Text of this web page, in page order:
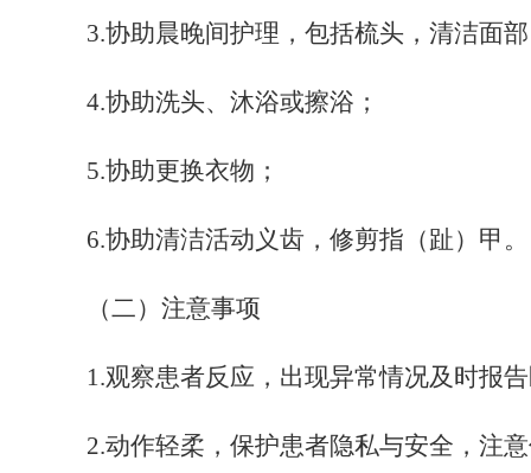
3.协助晨晚间护理，包括梳头，清洁面
4.协助洗头、沐浴或擦浴；
5.协助更换衣物；
6.协助清洁活动义齿，修剪指（趾）甲。
（二）注意事项
1.观察患者反应，出现异常情况及时报
2.动作轻柔，保护患者隐私与安全，注